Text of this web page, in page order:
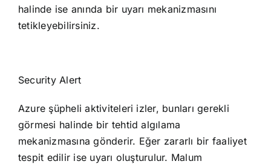
halinde ise anında bir uyarı mekanizmasını
tetikleyebilirsiniz.
Security Alert
Azure şüpheli aktiviteleri izler, bunları gerekli
görmesi halinde bir tehtid algılama
mekanizmasına gönderir. Eğer zararlı bir faaliyet
tespit edilir ise uyarı oluşturulur. Malum